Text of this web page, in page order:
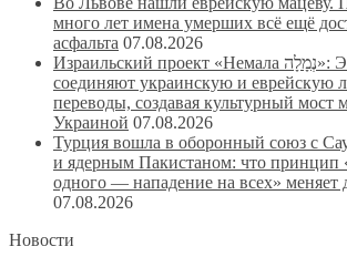
много лет имена умерших всё ещё
асфальта 07.08.2026
Израильский проект «Немала נְמָלָה»: Энтузиасты
соединяют украинскую и еврейскую
переводы, создавая культурный мост
Украиной 07.08.2026
Турция вошла в оборонный союз с
и ядерным Пакистаном: что принцип
одного — нападение на всех» меняет
07.08.2026
Новости